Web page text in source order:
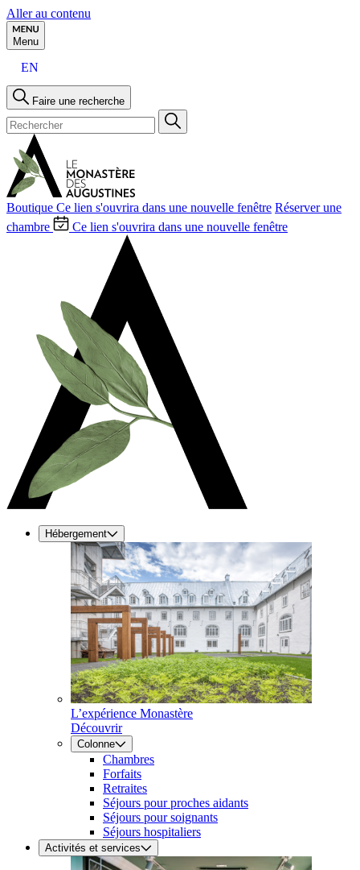
Aller au contenu
Menu
EN
Faire une recherche
Boutique Ce lien s'ouvrira dans une nouvelle fenêtre Réserver une
chambre
Ce lien s'ouvrira dans une nouvelle fenêtre
Hébergement
L’expérience Monastère
Découvrir
Colonne
Chambres
Forfaits
Retraites
Séjours pour proches aidants
Séjours pour soignants
Séjours hospitaliers
Activités et services